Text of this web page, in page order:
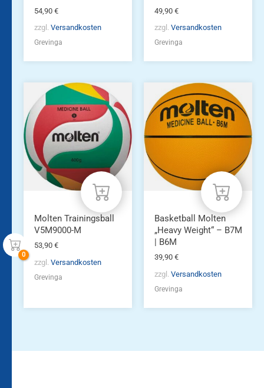
54,90 €
zzgl. Versandkosten
Grevinga
49,90 €
zzgl. Versandkosten
Grevinga
Molten Trainingsball
V5M9000-M
53,90 €
zzgl. Versandkosten
Grevinga
Dieses
Produkt
weist
mehrere
Varianten
Optionen
können
Produktseite
gewählt
werden
Basketball Molten
„Heavy Weight“ – B7M
| B6M
39,90 €
zzgl. Versandkosten
Grevinga